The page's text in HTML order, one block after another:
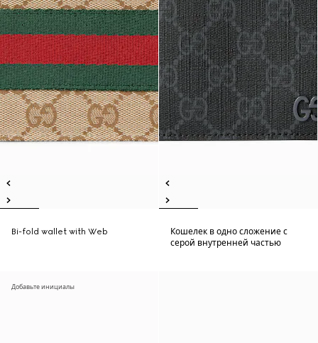
Bi-fold wallet with Web
Кошелек в одно сложение с
серой внутренней частью
Добавьте инициалы